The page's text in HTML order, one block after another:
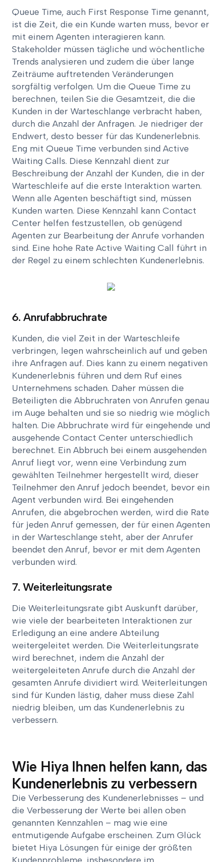
Queue Time, auch First Response Time genannt,
ist die Zeit, die ein Kunde warten muss, bevor er
mit einem Agenten interagieren kann.
Stakeholder müssen tägliche und wöchentliche
Trends analysieren und zudem die über lange
Zeiträume auftretenden Veränderungen
sorgfältig verfolgen. Um die Queue Time zu
berechnen, teilen Sie die Gesamtzeit, die die
Kunden in der Warteschlange verbracht haben,
durch die Anzahl der Anfragen. Je niedriger der
Endwert, desto besser für das Kundenerlebnis.
Eng mit Queue Time verbunden sind Active
Waiting Calls. Diese Kennzahl dient zur
Beschreibung der Anzahl der Kunden, die in der
Warteschleife auf die erste Interaktion warten.
Wenn alle Agenten beschäftigt sind, müssen
Kunden warten. Diese Kennzahl kann Contact
Center helfen festzustellen, ob genügend
Agenten zur Bearbeitung der Anrufe vorhanden
sind. Eine hohe Rate Active Waiting Call führt in
der Regel zu einem schlechten Kundenerlebnis.
6. Anrufabbruchrate
Kunden, die viel Zeit in der Warteschleife
verbringen, legen wahrscheinlich auf und geben
ihre Anfragen auf. Dies kann zu einem negativen
Kundenerlebnis führen und dem Ruf eines
Unternehmens schaden. Daher müssen die
Beteiligten die Abbruchraten von Anrufen genau
im Auge behalten und sie so niedrig wie möglich
halten. Die Abbruchrate wird für eingehende und
ausgehende Contact Center unterschiedlich
berechnet. Ein Abbruch bei einem ausgehenden
Anruf liegt vor, wenn eine Verbindung zum
gewählten Teilnehmer hergestellt wird, dieser
Teilnehmer den Anruf jedoch beendet, bevor ein
Agent verbunden wird. Bei eingehenden
Anrufen, die abgebrochen werden, wird die Rate
für jeden Anruf gemessen, der für einen Agenten
in der Warteschlange steht, aber der Anrufer
beendet den Anruf, bevor er mit dem Agenten
verbunden wird.
7. Weiterleitungsrate
Die Weiterleitungsrate gibt Auskunft darüber,
wie viele der bearbeiteten Interaktionen zur
Erledigung an eine andere Abteilung
weitergeleitet werden. Die Weiterleitungsrate
wird berechnet, indem die Anzahl der
weitergeleiteten Anrufe durch die Anzahl der
gesamten Anrufe dividiert wird. Weiterleitungen
sind für Kunden lästig, daher muss diese Zahl
niedrig bleiben, um das Kundenerlebnis zu
verbessern.
Wie Hiya Ihnen helfen kann, das
Kundenerlebnis zu verbessern
Die Verbesserung des Kundenerlebnisses – und
die Verbesserung der Werte bei allen oben
genannten Kennzahlen – mag wie eine
entmutigende Aufgabe erscheinen. Zum Glück
bietet Hiya Lösungen für einige der größten